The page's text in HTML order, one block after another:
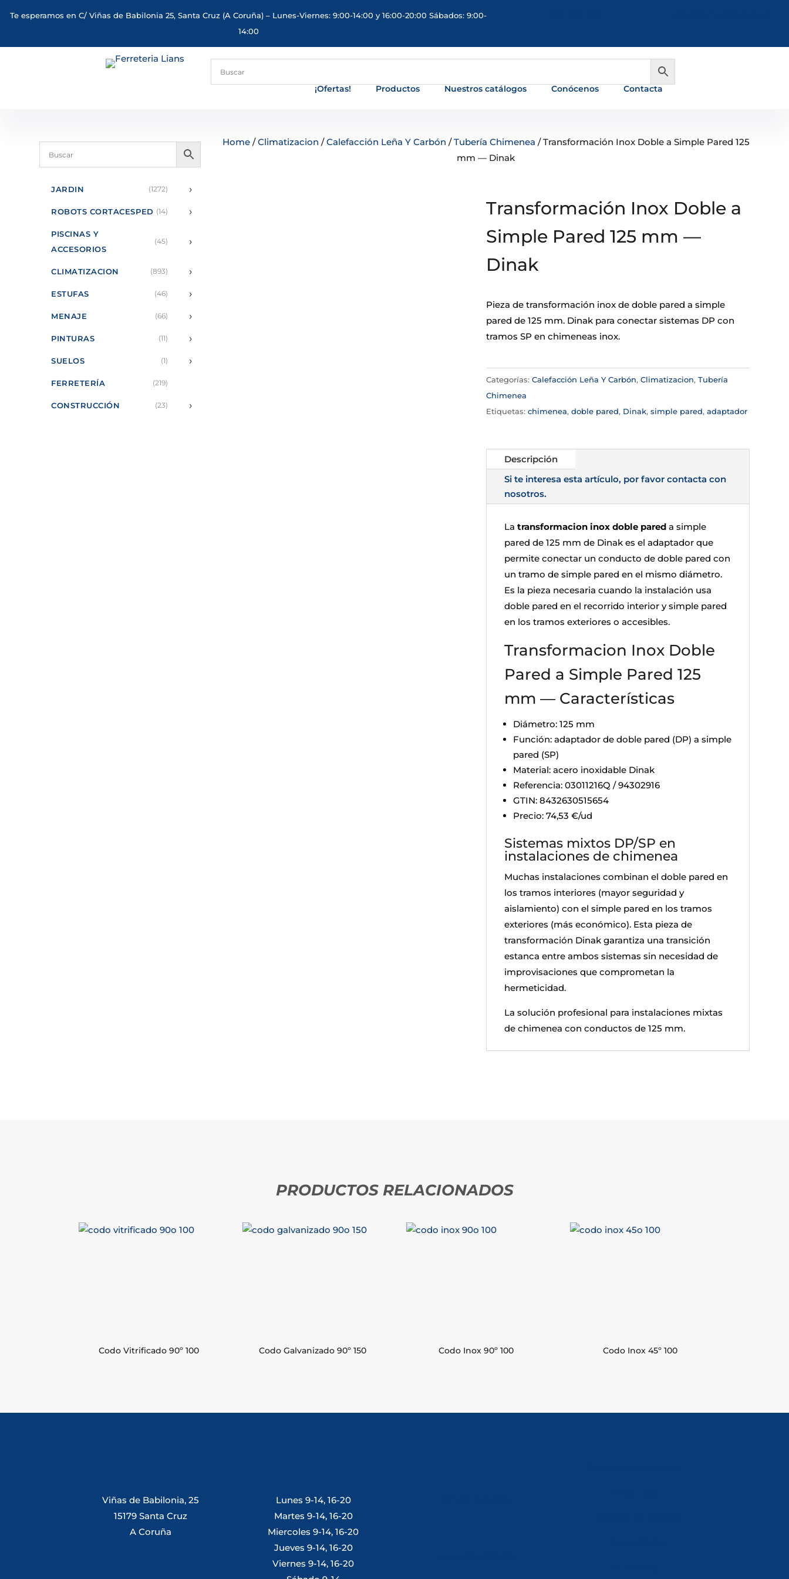
Te esperamos en C/ Viñas de Babilonia 25, Santa Cruz (A Coruña) – Lunes-Viernes: 9:00-14:00 y 16:00-20:00 Sábados: 9:00-
14:00
¡Ofertas! Productos Nuestros catálogos Conócenos Contacta
JARDIN (1272) ›
ROBOTS CORTACESPED (14) ›
PISCINAS Y
ACCESORIOS
(45) ›
CLIMATIZACION (893) ›
ESTUFAS (46) ›
MENAJE (66) ›
PINTURAS (11) ›
SUELOS (1) ›
FERRETERÍA (219)
CONSTRUCCIÓN (23) ›
Home/Climatizacion /Calefacción Leña Y Carbón /Tubería Chimenea / Transformación Inox Doble a Simple Pared 125
mm — Dinak
Transformación Inox Doble a
Simple Pared 125 mm —
Dinak
Pieza de transformación inox de doble pared a simple
pared de 125 mm. Dinak para conectar sistemas DP con
tramos SP en chimeneas inox.
Categorías: Calefacción Leña Y Carbón, Climatizacion, Tubería
Chimenea
Etiquetas: chimenea, doble pared, Dinak, simple pared, adaptador
Descripción
Si te interesa esta artículo, por favor contacta con
nosotros.
La transformacion inox doble pareda simple
pared de 125 mm de Dinak es el adaptador que
permite conectar un conducto de doble pared con
un tramo de simple pared en el mismo diámetro.
Es la pieza necesaria cuando la instalación usa
doble pared en el recorrido interior y simple pared
en los tramos exteriores o accesibles.
Transformacion Inox Doble
Pared a Simple Pared 125
mm — Características
Diámetro: 125 mm
Función: adaptador de doble pared (DP) a simple
pared (SP)
Material: acero inoxidable Dinak
Referencia: 03011216Q / 94302916
GTIN: 8432630515654
Precio: 74,53 €/ud
Sistemas mixtos DP/SP en
instalaciones de chimenea
Muchas instalaciones combinan el doble pared en
los tramos interiores (mayor seguridad y
aislamiento) con el simple pared en los tramos
exteriores (más económico). Esta pieza de
transformación Dinak garantiza una transición
estanca entre ambos sistemas sin necesidad de
improvisaciones que comprometan la
hermeticidad.
La solución profesional para instalaciones mixtas
de chimenea con conductos de 125 mm.
PRODUCTOS RELACIONADOS
Codo Vitrificado 90º 100 Codo Galvanizado 90º 150 Codo Inox 90º 100 Codo Inox 45º 100
Viñas de Babilonia, 25
15179 Santa Cruz
A Coruña
Lunes 9-14, 16-20
Martes 9-14, 16-20
Miercoles 9-14, 16-20
Jueves 9-14, 16-20
Viernes 9-14, 16-20